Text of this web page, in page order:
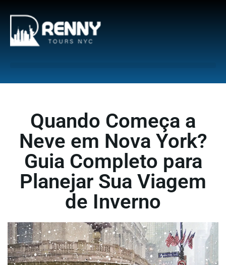
Quando Começa a
Neve em Nova York?
Guia Completo para
Planejar Sua Viagem
de Inverno